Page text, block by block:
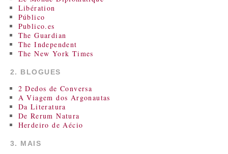
Libération
Público
Publico.es
The Guardian
The Independent
The New York Times
2. BLOGUES
2 Dedos de Conversa
A Viagem dos Argonautas
Da Literatura
De Rerum Natura
Herdeiro de Aécio
3. MAIS